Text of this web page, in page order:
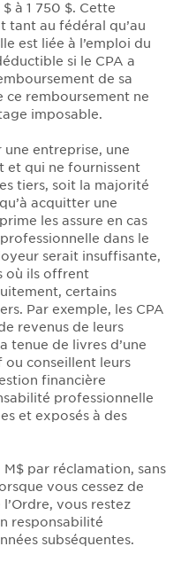
à 1 750 $. Cette
tant au fédéral qu’au
est liée à l’emploi du
si le CPA a
de sa
ce remboursement ne
imposable.
une entreprise, une
et qui ne fournissent
tiers, soit la majorité
acquitter une
les assure en cas
dans le
serait insuffisante,
où ils offrent
certains
Par exemple, les CPA
revenus de leurs
tenue de livres d’une
ou conseillent leurs
financière
professionnelle
et exposés à des
par réclamation, sans
vous cessez de
vous restez
responsabilité
subséquentes.